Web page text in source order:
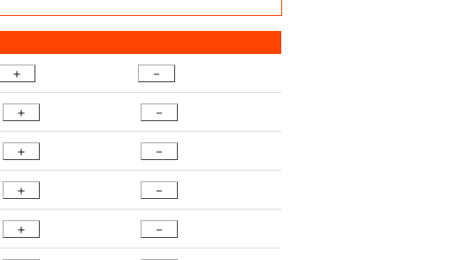
＋ －
＋ －
＋ －
＋ －
＋ －